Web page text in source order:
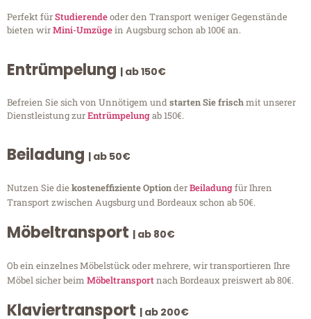
Perfekt fürStudierendeoder den Transport weniger Gegenstände
bieten wirMini-Umzügein Augsburg schon ab 100€ an.
Entrümpelung | ab 150€
Befreien Sie sich von Unnötigem undstarten Sie frischmit unserer
Dienstleistung zurEntrümpelungab 150€.
Beiladung | ab 50€
Nutzen Sie diekosteneffiziente OptionderBeiladungfür Ihren
Transport zwischen Augsburg und Bordeaux schon ab 50€.
Möbeltransport | ab 80€
Ob ein einzelnes Möbelstück oder mehrere, wir transportieren Ihre
Möbel sicher beim Möbeltransportnach Bordeaux preiswert ab 80€.
Klaviertransport | ab 200€